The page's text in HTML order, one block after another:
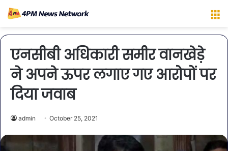
एनसीबी अधिकारी समीर वानखेड़े
ने अपने ऊपर लगाए गए आरोपों पर
दिया जवाब
admin October 25, 2021